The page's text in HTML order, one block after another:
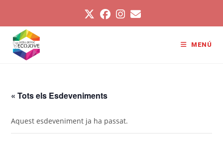
contingut
MENÚ
« Tots els Esdeveniments
Aquest esdeveniment ja ha passat.